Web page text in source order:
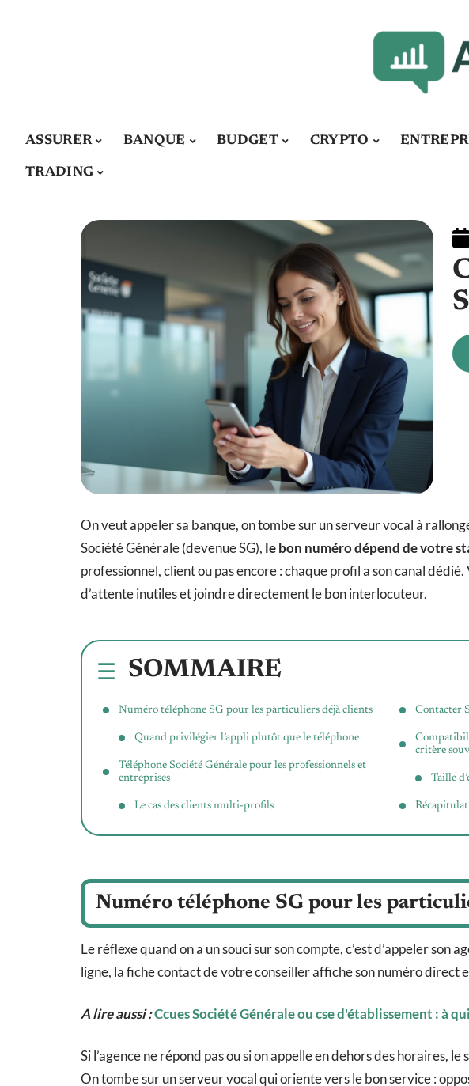
ASSURER BANQUE BUDGET CRYPTO
TRADING
On veut appeler sa banque, on tombe sur un serveur vocal à
Société Générale (devenue SG), le bon numéro dépend de votre
professionnel, client ou pas encore : chaque profil a son canal
d’attente inutiles et joindre directement le bon interlocuteur.
SOMMAIRE
Numéro téléphone SG pour les particuliers déjà clients
Quand privilégier l’appli plutôt que le téléphone
Téléphone Société Générale pour les professionnels et
entreprises
Le cas des clients multi-profils
Contacter
critère
Taille
Numéro téléphone SG pour les
Le réflexe quand on a un souci sur son compte, c’est d’appeler son
ligne, la fiche contact de votre conseiller affiche son numéro direct
A lire aussi :Ccues Société Générale ou cse d'établissement : à
Si l’agence ne répond pas ou si on appelle en dehors des horaires,
On tombe sur un serveur vocal qui oriente vers le bon service :